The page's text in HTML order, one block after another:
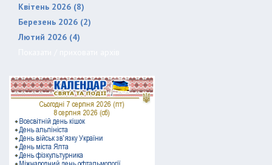
Квітень 2026 (8)
Березень 2026 (2)
Лютий 2026 (4)